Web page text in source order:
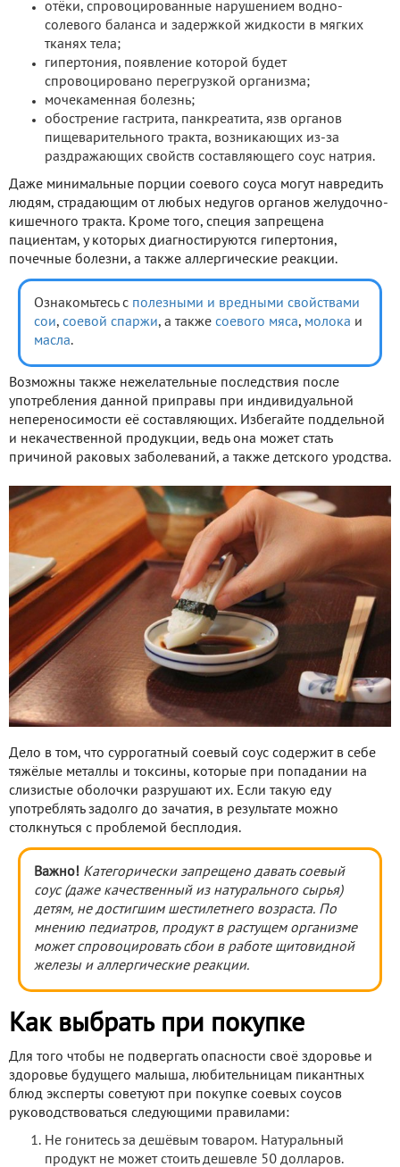
отёки, спровоцированные нарушением водно-
солевого баланса и задержкой жидкости в мягких
тканях тела;
гипертония, появление которой будет
спровоцировано перегрузкой организма;
мочекаменная болезнь;
обострение гастрита, панкреатита, язв органов
пищеварительного тракта, возникающих из-за
раздражающих свойств составляющего соус натрия.
Даже минимальные порции соевого соуса могут навредить
людям, страдающим от любых недугов органов желудочно-
кишечного тракта. Кроме того, специя запрещена
пациентам, у которых диагностируются гипертония,
почечные болезни, а также аллергические реакции.
Ознакомьтесь с полезными и вредными свойствами
сои, соевой спаржи, а также соевого мяса, молока и
масла.
Возможны также нежелательные последствия после
употребления данной приправы при индивидуальной
непереносимости её составляющих. Избегайте поддельной
и некачественной продукции, ведь она может стать
причиной раковых заболеваний, а также детского уродства.
Дело в том, что суррогатный соевый соус содержит в себе
тяжёлые металлы и токсины, которые при попадании на
слизистые оболочки разрушают их. Если такую еду
употреблять задолго до зачатия, в результате можно
столкнуться с проблемой бесплодия.
Важно! Категорически запрещено давать соевый
соус (даже качественный из натурального сырья)
детям, не достигшим шестилетнего возраста. По
мнению педиатров, продукт в растущем организме
может спровоцировать сбои в работе щитовидной
железы и аллергические реакции.
Как выбрать при покупке
Для того чтобы не подвергать опасности своё здоровье и
здоровье будущего малыша, любительницам пикантных
блюд эксперты советуют при покупке соевых соусов
руководствоваться следующими правилами:
Не гонитесь за дешёвым товаром. Натуральный
продукт не может стоить дешевле 50 долларов.